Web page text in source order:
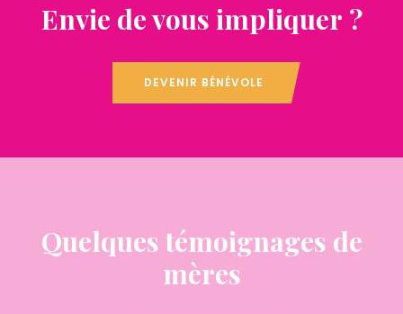
Envie de vous impliquer ?
DEVENIR BÉNÉVOLE
Quelques témoignages de
mères